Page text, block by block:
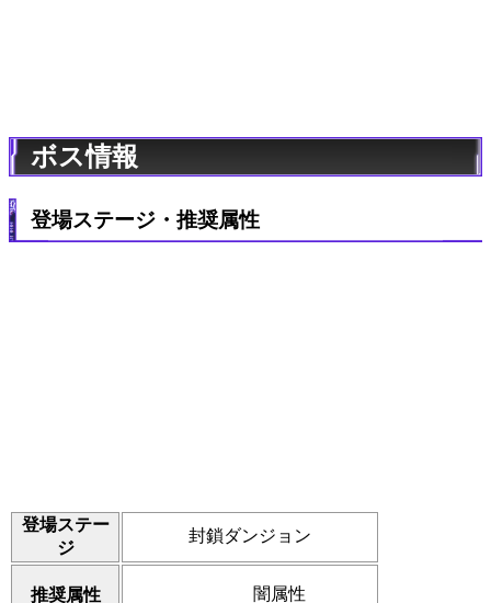
ボス情報
登場ステージ・推奨属性
登場ステー
ジ
封鎖ダンジョン
推奨属性 闇属性